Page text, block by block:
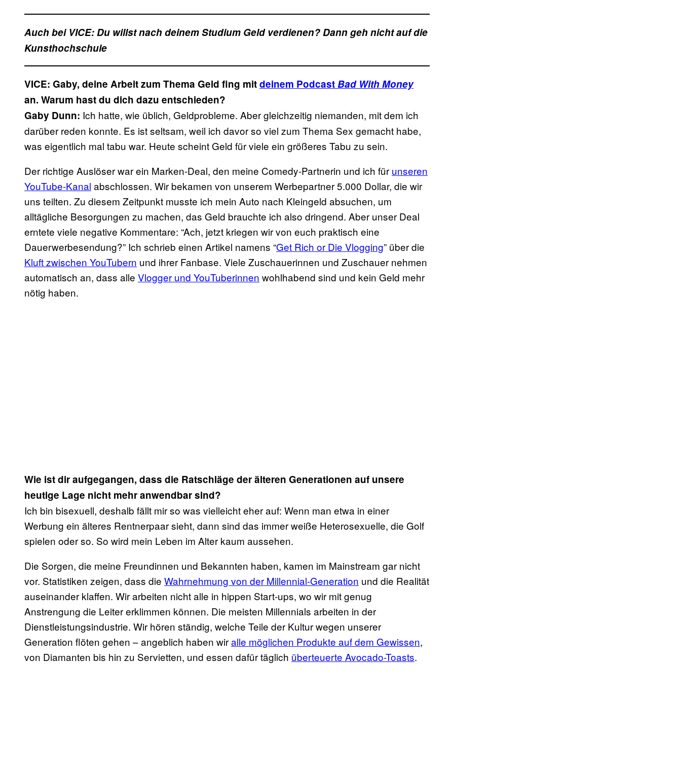
Auch bei VICE: Du willst nach deinem Studium Geld verdienen? Dann geh nicht auf die
Kunsthochschule
VICE: Gaby, deine Arbeit zum Thema Geld fing mitdeinem PodcastBad With Money
an. Warum hast du dich dazu entschieden?
Gaby Dunn: Ich hatte, wie üblich, Geldprobleme. Aber gleichzeitig niemanden, mit dem ich
darüber reden konnte. Es ist seltsam, weil ich davor so viel zum Thema Sex gemacht habe,
was eigentlich mal tabu war. Heute scheint Geld für viele ein größeres Tabu zu sein.
Der richtige Auslöser war ein Marken-Deal, den meine Comedy-Partnerin und ich für unseren
YouTube-Kanal abschlossen. Wir bekamen von unserem Werbepartner 5.000 Dollar, die wir
uns teilten. Zu diesem Zeitpunkt musste ich mein Auto nach Kleingeld absuchen, um
alltägliche Besorgungen zu machen, das Geld brauchte ich also dringend. Aber unser Deal
erntete viele negative Kommentare: “Ach, jetzt kriegen wir von euch praktisch eine
Dauerwerbesendung?” Ich schrieb einen Artikel namens “Get Rich or Die Vlogging” über die
Kluft zwischen YouTubern und ihrer Fanbase. Viele Zuschauerinnen und Zuschauer nehmen
automatisch an, dass alle Vlogger und YouTuberinnen wohlhabend sind und kein Geld mehr
nötig haben.
Wie ist dir aufgegangen, dass die Ratschläge der älteren Generationen auf unsere
heutige Lage nicht mehr anwendbar sind?
Ich bin bisexuell, deshalb fällt mir so was vielleicht eher auf: Wenn man etwa in einer
Werbung ein älteres Rentnerpaar sieht, dann sind das immer weiße Heterosexuelle, die Golf
spielen oder so. So wird mein Leben im Alter kaum aussehen.
Die Sorgen, die meine Freundinnen und Bekannten haben, kamen im Mainstream gar nicht
vor. Statistiken zeigen, dass die Wahrnehmung von der Millennial-Generation und die Realität
auseinander klaffen. Wir arbeiten nicht alle in hippen Start-ups, wo wir mit genug
Anstrengung die Leiter erklimmen können. Die meisten Millennials arbeiten in der
Dienstleistungsindustrie. Wir hören ständig, welche Teile der Kultur wegen unserer
Generation flöten gehen – angeblich haben wiralle möglichen Produkte auf dem Gewissen,
von Diamanten bis hin zu Servietten, und essen dafür täglich überteuerte Avocado-Toasts.